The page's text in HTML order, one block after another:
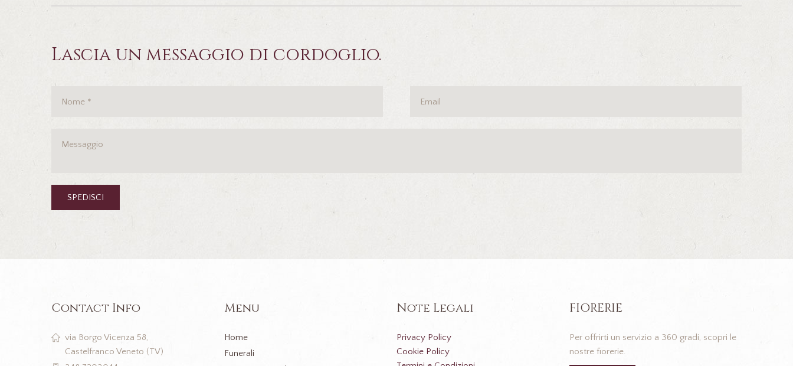
Lascia un messaggio di cordoglio.
Contact Info
via Borgo Vicenza 58,
Castelfranco Veneto (TV)
Menu
Home
Funerali
Note Legali
Privacy Policy
Cookie Policy
FIORERIE
Per offrirti un servizio a 360 gradi, scopri le
nostre fiorerie.